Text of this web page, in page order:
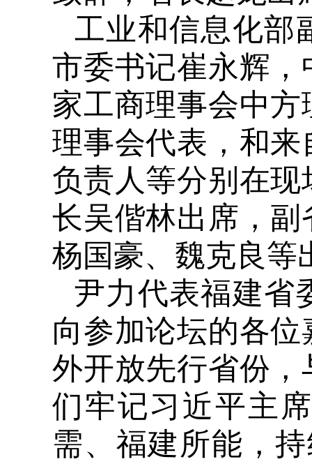
工业和信息化部
市委书记崔永辉
家工商理事会中
理事会代表，和
负责人等分别在
长吴偕林出席，
杨国豪、魏克良等
尹力代表福建省
向参加论坛的各
外开放先行省份
们牢记习近平主
需、福建所能，